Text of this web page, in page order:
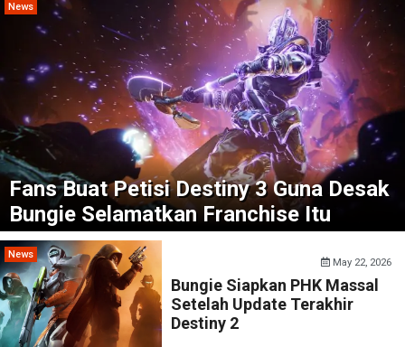
News
Fans Buat Petisi Destiny 3 Guna Desak
Bungie Selamatkan Franchise Itu
News
May 22, 2026
Bungie Siapkan PHK Massal
Setelah Update Terakhir
Destiny 2